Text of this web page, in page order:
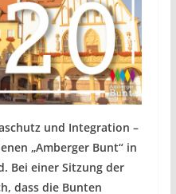
und Integration –
„Amberger Bunt“ in
Bei einer Sitzung der
dass die Bunten